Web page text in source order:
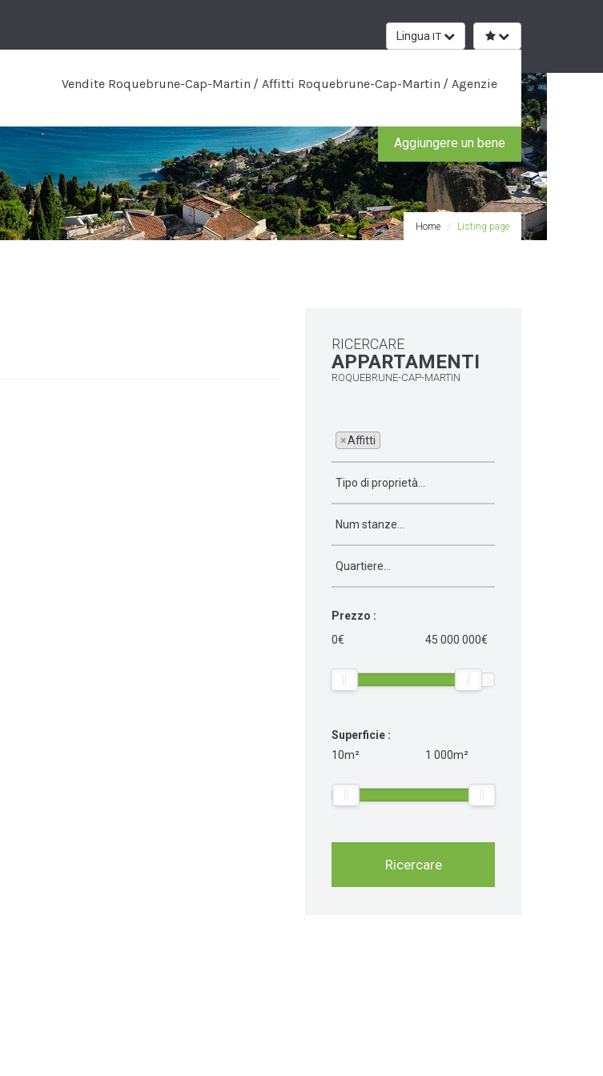
Lingua IT
Vendite Roquebrune-Cap-Martin Affitti Roquebrune-Cap-Martin Agenzie
Aggiungere un bene
Home Listing page
RICERCARE
APPARTAMENTI
ROQUEBRUNE-CAP-MARTIN
×Affitti
Prezzo :
0€
45 000 000€
Superficie :
10m²
1 000m²